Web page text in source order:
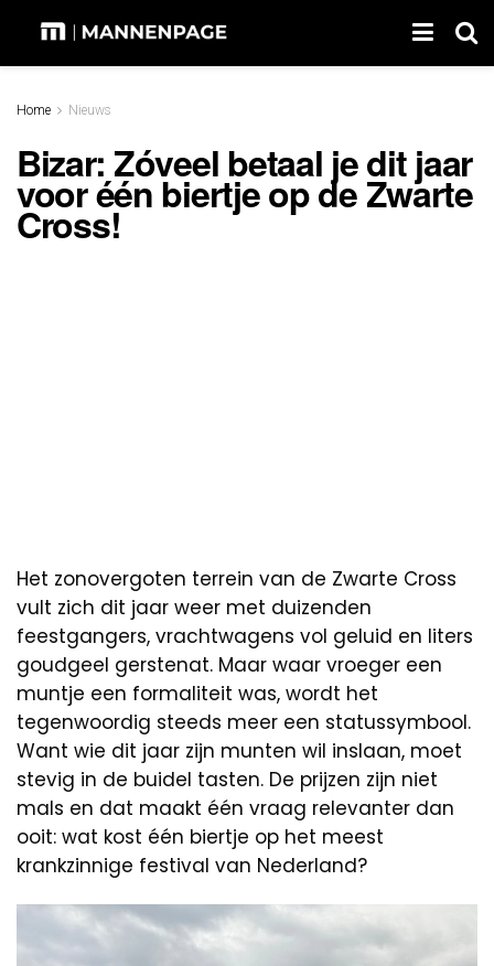
Home Nieuws
Bizar: Zóveel betaal je dit jaar
voor één biertje op de Zwarte
Cross!
Het zonovergoten terrein van de Zwarte Cross
vult zich dit jaar weer met duizenden
feestgangers, vrachtwagens vol geluid en liters
goudgeel gerstenat. Maar waar vroeger een
muntje een formaliteit was, wordt het
tegenwoordig steeds meer een statussymbool.
Want wie dit jaar zijn munten wil inslaan, moet
stevig in de buidel tasten. De prijzen zijn niet
mals en dat maakt één vraag relevanter dan
ooit: wat kost één biertje op het meest
krankzinnige festival van Nederland?